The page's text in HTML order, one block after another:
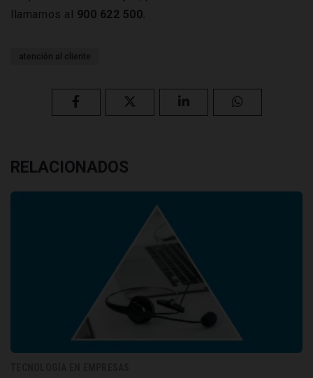
llamarnos al 900 622 500.
atención al cliente
RELACIONADOS